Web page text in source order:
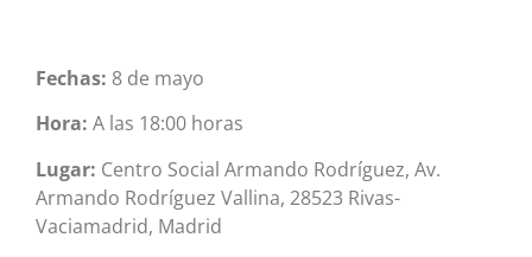
Fechas: 8 de mayo
Hora: A las 18:00 horas
Lugar: Centro Social Armando Rodríguez, Av.
Armando Rodríguez Vallina, 28523 Rivas-
Vaciamadrid, Madrid